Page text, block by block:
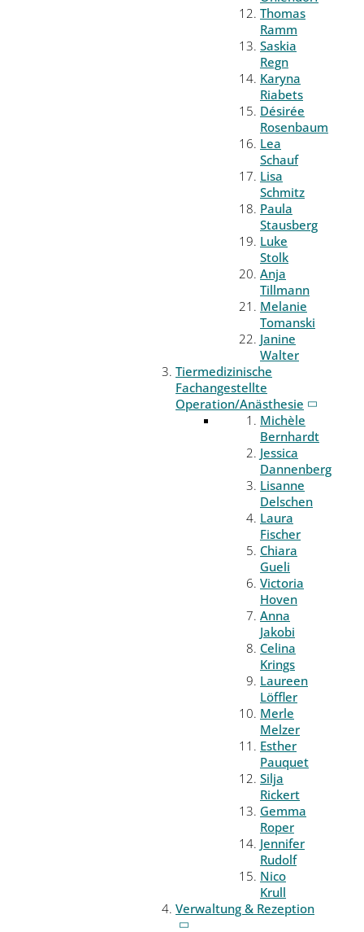
Thomas
Ramm
Saskia
Regn
Karyna
Riabets
Désirée
Rosenbaum
Lea
Schauf
Lisa
Schmitz
Paula
Stausberg
Luke
Stolk
Anja
Tillmann
Melanie
Tomanski
Janine
Walter
Tiermedizinische
Fachangestellte
Operation/Anästhesie
Michèle
Bernhardt
Jessica
Dannenberg
Lisanne
Delschen
Laura
Fischer
Chiara
Gueli
Victoria
Hoven
Anna
Jakobi
Celina
Krings
Laureen
Löffler
Merle
Melzer
Esther
Pauquet
Silja
Rickert
Gemma
Roper
Jennifer
Rudolf
Nico
Krull
Verwaltung & Rezeption